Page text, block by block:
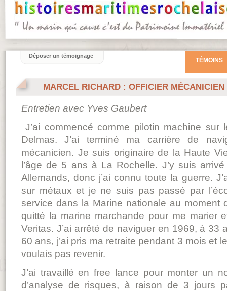
MARCEL RICHARD : OFFICIER
Entretien avec Yves Gaubert
J’ai commencé comme pilotin machine
Delmas. J’ai terminé ma carrière de
mécanicien. Je suis originaire de la Haute
l’âge de 5 ans à La Rochelle. J’y suis
Allemands, donc j’ai connu toute la guerre.
sur métaux et je ne suis pas passé par
service dans la Marine nationale au moment
quitté la marine marchande pour me marier
Veritas. J’ai arrêté de naviguer en 1969, à 33
60 ans, j’ai pris ma retraite pendant 3 mois et
voulais pas revenir.
J’ai travaillé en free lance pour monter un
d’analyse de risques, à raison de 3 jours
TÉMOINS
Déposer un témoignage